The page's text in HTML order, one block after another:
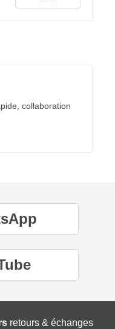
collaboration
retours & échanges